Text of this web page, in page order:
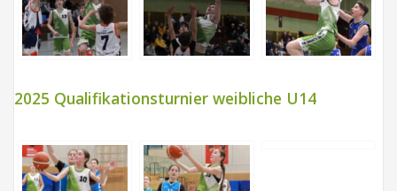
2025 Qualifikationsturnier weibliche U14